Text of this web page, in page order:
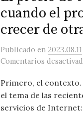
cuando el
crecer de
Publicado en 2023.08.11
Comentarios
Primero, el
el tema de las
servicios de Internet: